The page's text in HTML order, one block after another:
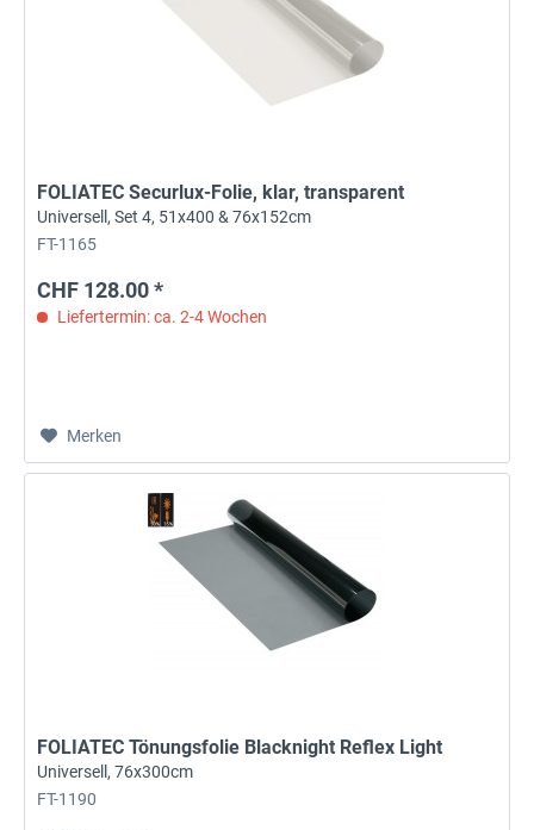
FOLIATEC Securlux-Folie, klar, transparent
Universell, Set 4, 51x400 & 76x152cm
FT-1165
CHF 128.00 *
Liefertermin: ca. 2-4 Wochen
Merken
FOLIATEC Tönungsfolie Blacknight Reflex Light
Universell, 76x300cm
FT-1190